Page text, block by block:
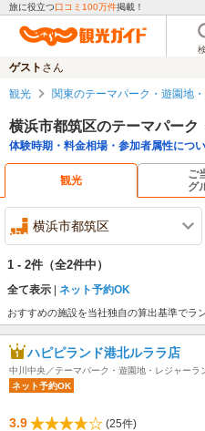
旅に役立つ口コミ100万件掲載！
ゲスト さん
観光 関東のテーマパーク・遊園地
横浜市都筑区のテーマパーク
体験時期・料金相場・参加者属性につ
観光
ご
グ
横浜市都筑区
1 - 2件 （全2件中）
全て表示 ネット予約OK
おすすめの施設を当社独自の算出基準でラ
ハピピランド港北ルララ店
中川中央／テーマパーク・遊園地・レジャーラ
ネット予約OK
3.9
(25件)